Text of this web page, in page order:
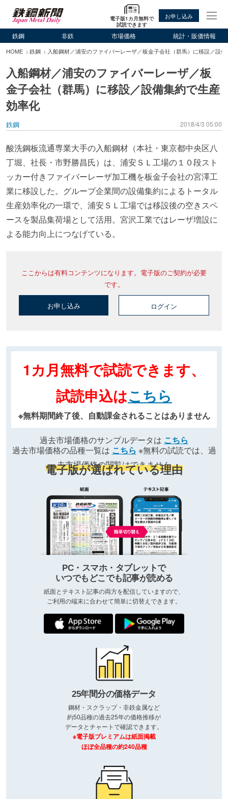
電子版1カ月無料で
試読できます
お申し込み
鉄鋼 非鉄 市場価格 統計・販価情報
HOME 鉄鋼 入船鋼材／浦安のファイバーレーザ／板金子会社（群馬）に移設／設
入船鋼材／浦安のファイバーレーザ／板
金子会社（群馬）に移設／設備集約で生産
効率化
鉄鋼 2018/4/3 05:00
酸洗鋼板流通専業大手の入船鋼材（本社・東京都中央区八
丁堀、社長・市野勝昌氏）は、浦安ＳＬ工場の１０段スト
ッカー付きファイバーレーザ加工機を板金子会社の宮澤工
業に移設した。グループ企業間の設備集約によるトータル
生産効率化の一環で、浦安ＳＬ工場では移設後の空きスペ
ースを製品集荷場として活用。宮沢工業ではレーザ増設に
よる能力向上につなげている。
ここからは有料コンテンツになります。電子版のご契約が必要
です。
お申し込み ログイン
1カ月無料で試読できます、
試読申込はこちら
※無料期間終了後、自動課金されることはありません
過去市場価格のサンプルデータは こちら
過去市場価格の品種一覧は こちら ※無料の試読では、過
去市場価格の閲覧はできません
電子版が選ばれている理由
PC・スマホ・タブレットで
いつでもどこでも記事が読める
紙面とテキスト記事の両方を配信していますので、
ご利用の端末に合わせて簡単に切替えできます。
25年間分の価格データ
鋼材・スクラップ・非鉄金属など
約50品種の過去25年の価格推移が
データとチャートで確認できます。
※電子版プレミアムは紙面掲載
ほぼ全品種の約240品種